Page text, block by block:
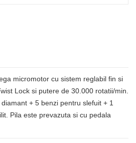
micromotor cu sistem reglabil fin si
Lock si putere de 30.000 rotatii/min.
+ 5 benzi pentru slefuit + 1
Pila este prevazuta si cu pedala